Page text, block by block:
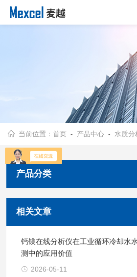
当前位置：首页 - 产品中心 - 水质分
产品分类
相关文章
钙镁在线分析仪在工业循环冷却水
测中的应用价值
2026-05-11